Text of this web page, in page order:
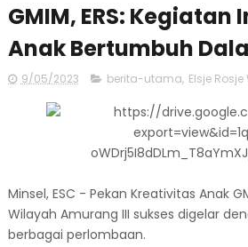
GMIM, ERS: Kegiatan
Anak Bertumbuh
9/05/2023 berita-utama, Elsje
Minsel, ESC - Pekan Kreativitas Anak
Wilayah Amurang III sukses digelar
berbagai perlombaan.